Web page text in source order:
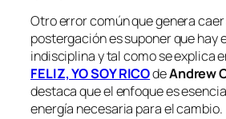
Otro error común que genera caer
postergación es suponer que hay
indisciplina y tal como se explica
FELIZ, YO SOY RICOdeAndrew
destaca que el enfoque es
energía necesaria para el cambio.